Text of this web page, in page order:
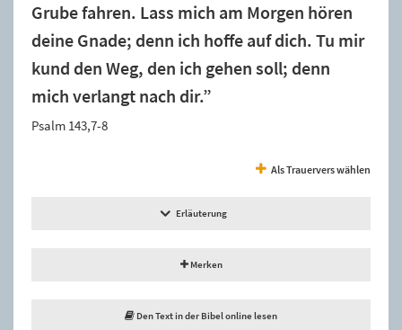
Grube fahren. Lass mich am Morgen hören
deine Gnade; denn ich hoffe auf dich. Tu mir
kund den Weg, den ich gehen soll; denn
mich verlangt nach dir.”
Psalm 143,7-8
Als Trauervers wählen
Erläuterung
Merken
Den Text in der Bibel online lesen